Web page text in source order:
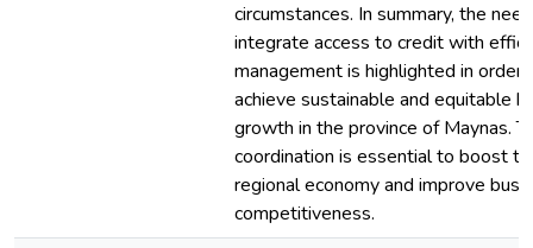
circumstances. In summary, the
integrate access to credit with
management is highlighted in order
achieve sustainable and equitable
growth in the province of Maynas.
coordination is essential to boost
regional economy and improve
competitiveness.